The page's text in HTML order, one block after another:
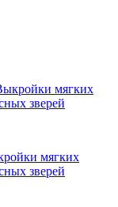
мягких
зверей
мягких
зверей